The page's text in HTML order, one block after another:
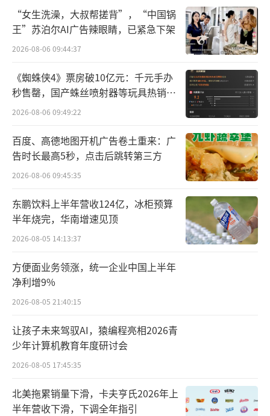
“女生洗澡，大叔帮搓背”，“中国锅
王”苏泊尔AI广告辣眼睛，已紧急下架
2026-08-06 09:44:37
《蜘蛛侠4》票房破10亿元：千元手办
秒售罄，国产蛛丝喷射器等玩具热销海
外
2026-08-06 09:49:22
百度、高德地图开机广告卷土重来：广
告时长最高5秒，点击后跳转第三方
2026-08-06 09:45:35
东鹏饮料上半年营收124亿，冰柜预算
半年烧完，华南增速见顶
2026-08-05 14:13:37
方便面业务领涨，统一企业中国上半年
净利增9%
2026-08-05 21:40:15
让孩子未来驾驭AI，猿编程亮相2026青
少年计算机教育年度研讨会
2026-08-05 17:45:35
北美拖累销量下滑，卡夫亨氏2026年上
半年营收下滑，下调全年指引